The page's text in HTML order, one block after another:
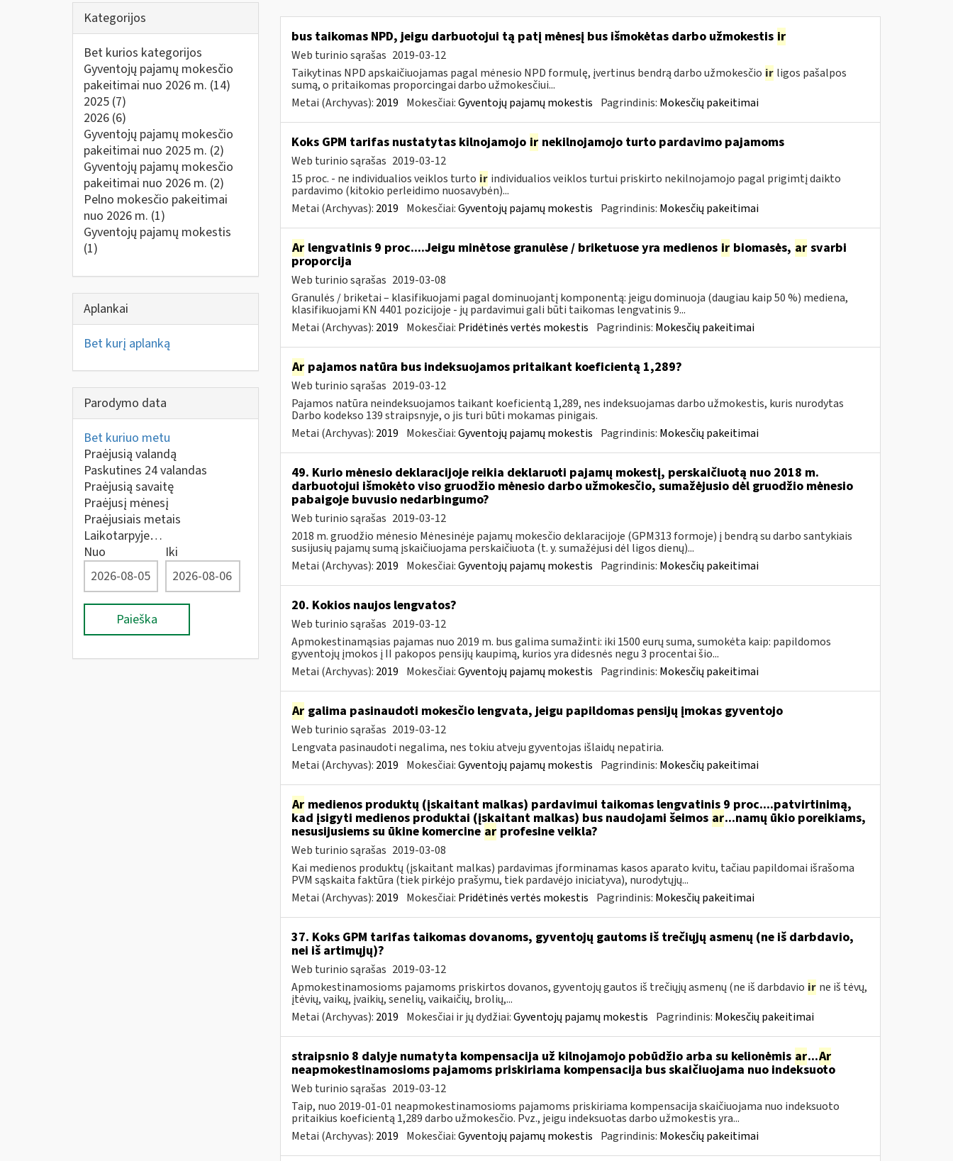
Kategorijos
Bet kurios kategorijos
Gyventojų pajamų mokesčio
pakeitimai nuo 2026 m. (14)
2025 (7)
2026 (6)
Gyventojų pajamų mokesčio
pakeitimai nuo 2025 m. (2)
Gyventojų pajamų mokesčio
pakeitimai nuo 2026 m. (2)
Pelno mokesčio pakeitimai
nuo 2026 m. (1)
Gyventojų pajamų mokestis
(1)
Aplankai
Bet kurį aplanką
Parodymo data
Bet kuriuo metu
Praėjusią valandą
Paskutines 24 valandas
Praėjusią savaitę
Praėjusį mėnesį
Praėjusiais metais
Laikotarpyje…
Nuo
Iki
Paieška
bus taikomas NPD, jeigu darbuotojui tą patį mėnesį bus išmokėtas darbo užmokestis ir
Web turinio sąrašas 2019-03-12
Taikytinas NPD apskaičiuojamas pagal mėnesio NPD formulę, įvertinus bendrą darbo užmokesčio ir ligos pašalpos
sumą, o pritaikomas proporcingai darbo užmokesčiui...
Metai (Archyvas): 2019 Mokesčiai:Gyventojų pajamų mokestis Pagrindinis: Mokesčių pakeitimai
Koks GPM tarifas nustatytas kilnojamojo irnekilnojamojo turto pardavimo pajamoms
Web turinio sąrašas 2019-03-12
15 proc. - ne individualios veiklos turto ir individualios veiklos turtui priskirto nekilnojamojo pagal prigimtį daikto
pardavimo (kitokio perleidimo nuosavybėn)...
Metai (Archyvas): 2019 Mokesčiai:Gyventojų pajamų mokestis Pagrindinis: Mokesčių pakeitimai
Arlengvatinis 9 proc....Jeigu minėtose granulėse / briketuose yra medienos irbiomasės, arsvarbi
proporcija
Web turinio sąrašas 2019-03-08
Granulės / briketai – klasifikuojami pagal dominuojantį komponentą: jeigu dominuoja (daugiau kaip 50 %) mediena,
klasifikuojami KN 4401 pozicijoje - jų pardavimui gali būti taikomas lengvatinis 9...
Metai (Archyvas): 2019 Mokesčiai: Pridėtinės vertės mokestis Pagrindinis: Mokesčių pakeitimai
Arpajamos natūra bus indeksuojamos pritaikant koeficientą 1,289?
Web turinio sąrašas 2019-03-12
Pajamos natūra neindeksuojamos taikant koeficientą 1,289, nes indeksuojamas darbo užmokestis, kuris nurodytas
Darbo kodekso 139 straipsnyje, o jis turi būti mokamas pinigais.
Metai (Archyvas): 2019 Mokesčiai:Gyventojų pajamų mokestis Pagrindinis: Mokesčių pakeitimai
49. Kurio mėnesio deklaracijoje reikia deklaruoti pajamų mokestį, perskaičiuotą nuo 2018 m.
darbuotojui išmokėto viso gruodžio mėnesio darbo užmokesčio, sumažėjusio dėl gruodžio mėnesio
pabaigoje buvusio nedarbingumo?
Web turinio sąrašas 2019-03-12
2018 m. gruodžio mėnesio Mėnesinėje pajamų mokesčio deklaracijoje (GPM313 formoje) į bendrą su darbo santykiais
susijusių pajamų sumą įskaičiuojama perskaičiuota (t. y. sumažėjusi dėl ligos dienų)...
Metai (Archyvas): 2019 Mokesčiai:Gyventojų pajamų mokestis Pagrindinis: Mokesčių pakeitimai
20. Kokios naujos lengvatos?
Web turinio sąrašas 2019-03-12
Apmokestinamąsias pajamas nuo 2019 m. bus galima sumažinti: iki 1500 eurų suma, sumokėta kaip: papildomos
gyventojų įmokos į II pakopos pensijų kaupimą, kurios yra didesnės negu 3 procentai šio...
Metai (Archyvas): 2019 Mokesčiai:Gyventojų pajamų mokestis Pagrindinis: Mokesčių pakeitimai
Argalima pasinaudoti mokesčio lengvata, jeigu papildomas pensijų įmokas gyventojo
Web turinio sąrašas 2019-03-12
Lengvata pasinaudoti negalima, nes tokiu atveju gyventojas išlaidų nepatiria.
Metai (Archyvas): 2019 Mokesčiai:Gyventojų pajamų mokestis Pagrindinis: Mokesčių pakeitimai
Armedienos produktų (įskaitant malkas) pardavimui taikomas lengvatinis 9 proc....patvirtinimą,
kad įsigyti medienos produktai (įskaitant malkas) bus naudojami šeimos ar...namų ūkio poreikiams,
nesusijusiems su ūkine komercine arprofesine veikla?
Web turinio sąrašas 2019-03-08
Kai medienos produktų (įskaitant malkas) pardavimas įforminamas kasos aparato kvitu, tačiau papildomai išrašoma
PVM sąskaita faktūra (tiek pirkėjo prašymu, tiek pardavėjo iniciatyva), nurodytųjų...
Metai (Archyvas): 2019 Mokesčiai: Pridėtinės vertės mokestis Pagrindinis: Mokesčių pakeitimai
37. Koks GPM tarifas taikomas dovanoms, gyventojų gautoms iš trečiųjų asmenų (ne iš darbdavio,
nei iš artimųjų)?
Web turinio sąrašas 2019-03-12
Apmokestinamosioms pajamoms priskirtos dovanos, gyventojų gautos iš trečiųjų asmenų (ne iš darbdavio ir ne iš tėvų,
įtėvių, vaikų, įvaikių, senelių, vaikaičių, brolių,...
Metai (Archyvas): 2019 Mokesčiai ir jų dydžiai:Gyventojų pajamų mokestis Pagrindinis: Mokesčių pakeitimai
straipsnio 8 dalyje numatyta kompensacija už kilnojamojo pobūdžio arba su kelionėmis ar...Ar
neapmokestinamosioms pajamoms priskiriama kompensacija bus skaičiuojama nuo indeksuoto
Web turinio sąrašas 2019-03-12
Taip, nuo 2019-01-01 neapmokestinamosioms pajamoms priskiriama kompensacija skaičiuojama nuo indeksuoto
pritaikius koeficientą 1,289 darbo užmokesčio. Pvz., jeigu indeksuotas darbo užmokestis yra...
Metai (Archyvas): 2019 Mokesčiai:Gyventojų pajamų mokestis Pagrindinis: Mokesčių pakeitimai